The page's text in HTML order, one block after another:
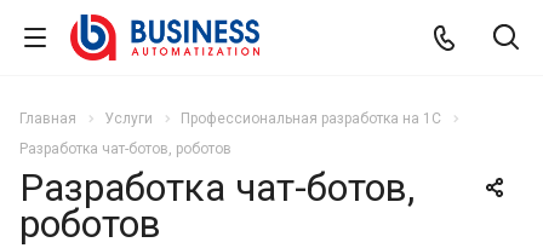
Главная Услуги
Профессиональная разработка на 1С
Разработка чат-ботов, роботов
Разработка чат-ботов,
роботов